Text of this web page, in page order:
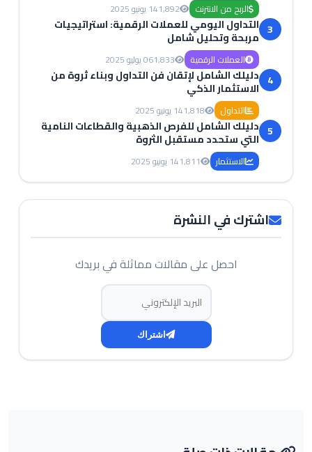
الربح من الانترنت 1,89214 يونيو 2025
3 التداول اليومي للعملات الرقمية: استراتيجيات
مربحة وتحليل شامل
العملات الرقمية 1,83306 يوليو 2025
4 دليلك الشامل لإتقان فن التداول وبناء ثروة من
الاستثمار الذكي
التداول 1,81814 يونيو 2025
5 دليلك الشامل للفرص الذهبية والقطاعات النامية
التي ستحدد مستقبل الثروة
الاستثمار 1,81114 يونيو 2025
اشترك في النشرة
احصل على مقالات مماثلة في بريدك
البريد الإلكتروني
اشتراك